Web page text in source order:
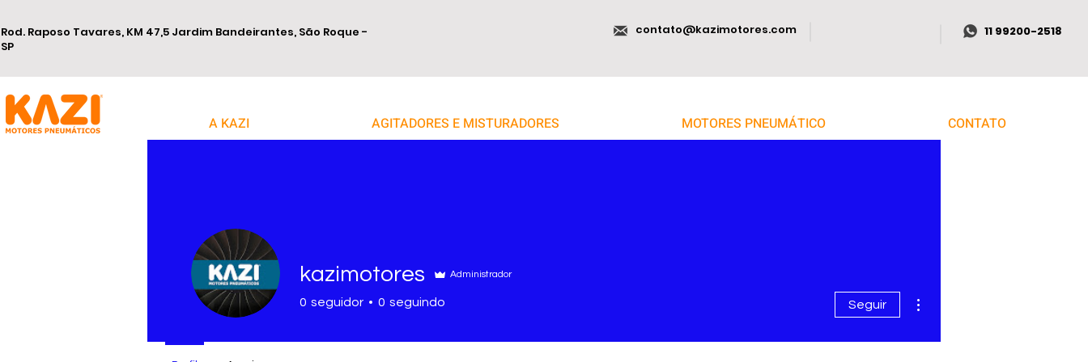
Rod. Raposo Tavares, KM 47,5 Jardim Bandeirantes, São Roque -
SP
contato@kazimotores.com 11 99200-2518
A KAZI AGITADORES E MISTURADORES MOTORES PNEUMÁTICO CONTATO
kazimotores Administrador
0 seguidor 0 seguindo Seguir